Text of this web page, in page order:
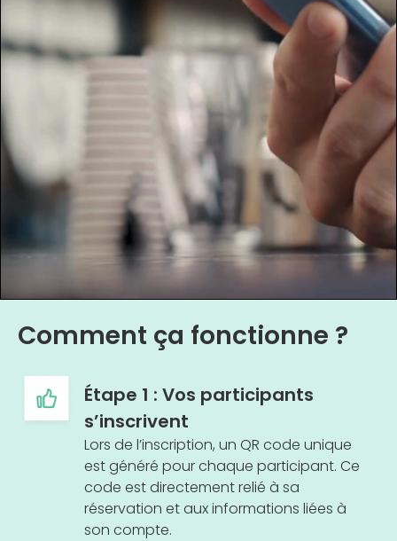
Comment ça fonctionne ?
Étape 1 : Vos participants
s’inscrivent
Lors de l’inscription, un QR code unique
est généré pour chaque participant. Ce
code est directement relié à sa
réservation et aux informations liées à
son compte.